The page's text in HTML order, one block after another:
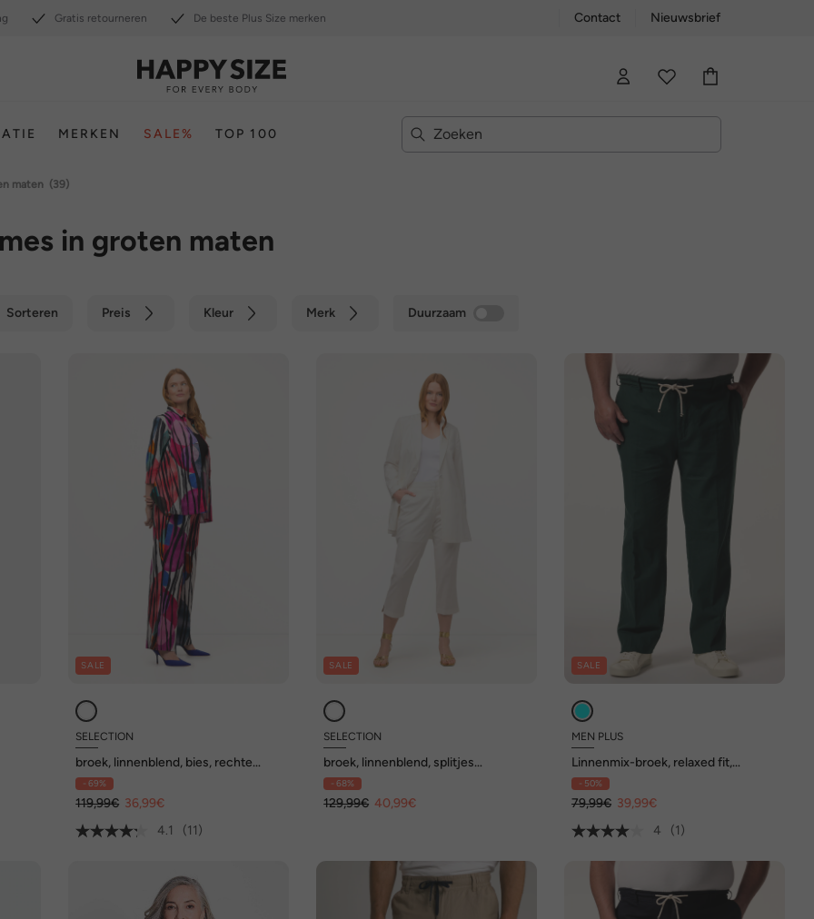
Gratis retourneren De beste Plus Size merken Contact Nieuwsbrief
MERKEN SALE% TOP 100
maten (39)
in groten maten
Sorteren Preis Kleur Merk Duurzaam
SALE
SELECTION
broek, linnenblend, bies, rechte
pijpen, elastische band
- 69%
119,99€ 36,99€
4.1
(11)
SALE
SELECTION
broek, linnenblend, splitjes
onderaan, elastische band
- 68%
129,99€ 40,99€
SALE
MEN PLUS
Linnenmix-broek, relaxed fit,
elastische tailleband, tot 72
- 50%
79,99€ 39,99€
4
(1)